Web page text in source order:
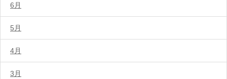
6月
5月
4月
3月